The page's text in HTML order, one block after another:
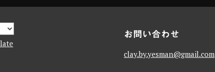
お問い合わせ
clay.by.yesman@gmail.com